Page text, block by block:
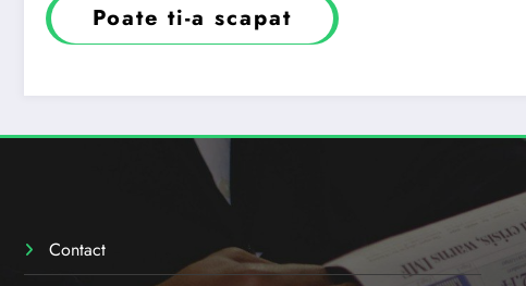
Poate ti-a scapat
Contact